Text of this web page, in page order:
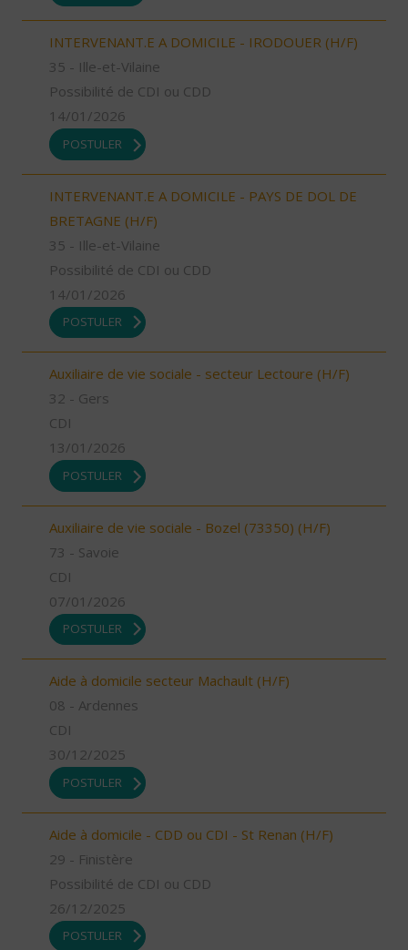
INTERVENANT.E A DOMICILE - IRODOUER (H/F)
35 - Ille-et-Vilaine
Possibilité de CDI ou CDD
14/01/2026
POSTULER
INTERVENANT.E A DOMICILE - PAYS DE DOL DE
BRETAGNE (H/F)
35 - Ille-et-Vilaine
Possibilité de CDI ou CDD
14/01/2026
POSTULER
Auxiliaire de vie sociale - secteur Lectoure (H/F)
32 - Gers
CDI
13/01/2026
POSTULER
Auxiliaire de vie sociale - Bozel (73350) (H/F)
73 - Savoie
CDI
07/01/2026
POSTULER
Aide à domicile secteur Machault (H/F)
08 - Ardennes
CDI
30/12/2025
POSTULER
Aide à domicile - CDD ou CDI - St Renan (H/F)
29 - Finistère
Possibilité de CDI ou CDD
26/12/2025
POSTULER